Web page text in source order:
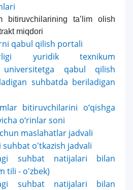
bitiruvchilarining taʼlim olish
miqdori
qabul qilish portali
yuridik texnikum
universitetga qabul qilish
suhbatda beriladigan
bitiruvchilarini o‘qishga
o‘rinlar soni
maslahatlar jadvali
suhbat o'tkazish jadvali
suhbat natijalari bilan
tili - o'zbek)
suhbat natijalari bilan